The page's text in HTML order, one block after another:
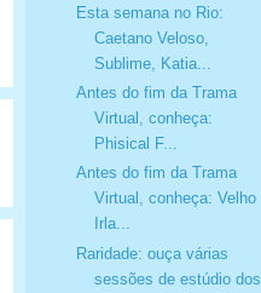
Esta semana no Rio:
Caetano Veloso,
Sublime, Katia...
Antes do fim da Trama
Virtual, conheça:
Phisical F...
Antes do fim da Trama
Virtual, conheça: Velho
Irla...
Raridade: ouça várias
sessões de estúdio dos